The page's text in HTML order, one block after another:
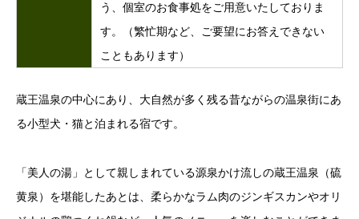
う、個室のお食事処をご用意いたしておりま
す。（繁忙期など、ご要望にお答えできない
こともあります）
蔵王温泉の中心にあり、大自然が多く残る昔ながらの温泉街にあ
る小型犬・猫と泊まれる宿です。
「美人の湯」として親しまれている源泉かけ流しの蔵王温泉（硫
黄泉）を堪能したあとは、柔らかなラム肉のジンギスカンやオリ